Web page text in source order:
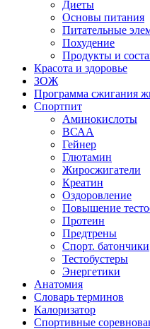
Диеты
Основы питания
Питательные
Похудение
Продукты и
Красота и здоровье
ЗОЖ
Программа сжигания
Спортпит
Аминокислоты
ВСАА
Гейнер
Глютамин
Жиросжигатели
Креатин
Оздоровление
Повышение
Протеин
Предтрены
Спорт. батончики
Тестобустеры
Энергетики
Анатомия
Словарь терминов
Калоризатор
Спортивные